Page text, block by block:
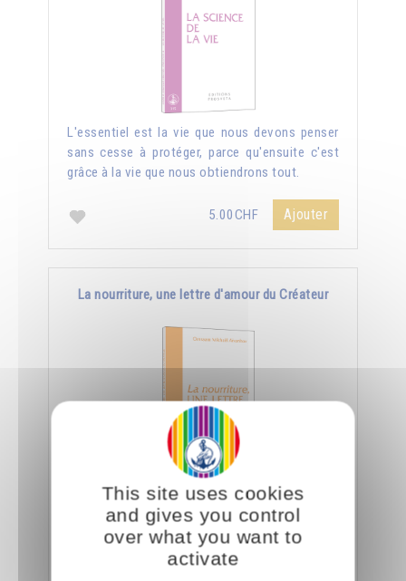
L'essentiel est la vie que nous devons penser
sans cesse à protéger, parce qu'ensuite c'est
grâce à la vie que nous obtiendrons tout.
5.00CHF Ajouter
La nourriture, une lettre d'amour du Créateur
Le jour où nous aurons appris à manger
consciemment, nous saurons déchiffrer tout ce
que le Créateur nous dit à travers la nourriture.
This site uses cookies
and gives you control
over what you want to
activate